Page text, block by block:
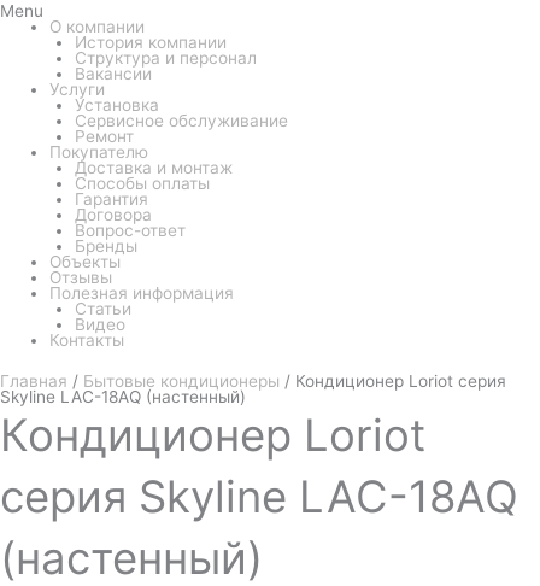
Menu
О компании
История компании
Структура и персонал
Вакансии
Услуги
Установка
Сервисное обслуживание
Ремонт
Покупателю
Доставка и монтаж
Способы оплаты
Гарантия
Договора
Вопрос-ответ
Бренды
Объекты
Отзывы
Полезная информация
Статьи
Видео
Контакты
Главная / Бытовые кондиционеры / Кондиционер Loriot серия
Skyline LAC-18AQ (настенный)
Кондиционер Loriot
серия Skyline LAC-18AQ
(настенный)